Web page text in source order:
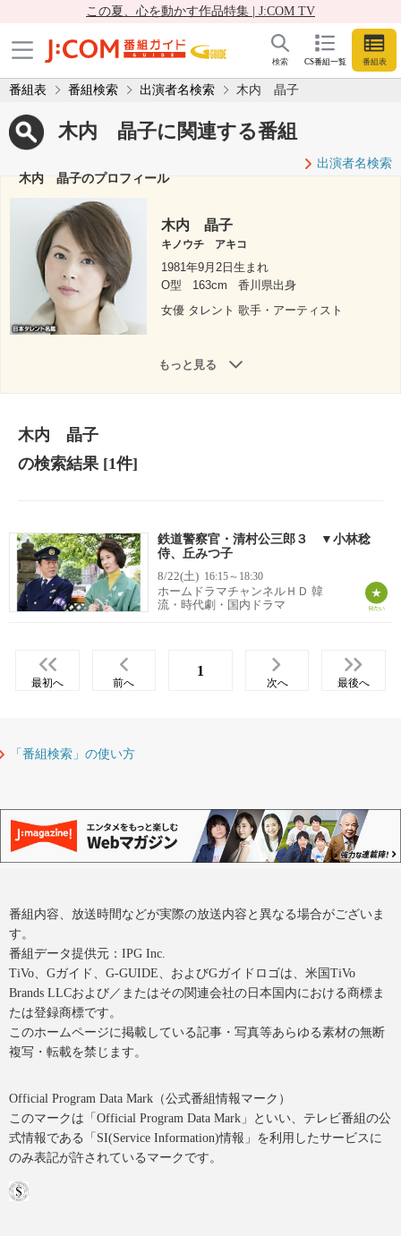
この夏、心を動かす作品特集 | J:COM TV
CS番組一覧 番組表
検索
番組表 番組検索 出演者名検索 木内 晶子
木内 晶子に関連する番組
出演者名検索
木内 晶子のプロフィール
木内 晶子
キノウチ アキコ
1981年9月2日生まれ
O型
163cm
香川県出身
女優 タレント 歌手・アーティスト
もっと見る
木内 晶子
の検索結果[1件]
鉄道警察官・清村公三郎３ ▼小林稔
侍、丘みつ子
8/22(土) 16:15～18:30
ホームドラマチャンネルＨＤ 韓
流・時代劇・国内ドラマ
最初へ 前へ
1
次へ 最後へ
「番組検索」の使い方
番組内容、放送時間などが実際の放送内容と異なる場合がございま
す。
番組データ提供元：IPG Inc.
TiVo、Gガイド、G-GUIDE、およびGガイドロゴは、米国TiVo
Brands LLCおよび／またはその関連会社の日本国内における商標ま
たは登録商標です。
このホームページに掲載している記事・写真等あらゆる素材の無断
複写・転載を禁じます。
Official Program Data Mark（公式番組情報マーク）
このマークは「Official Program Data Mark」といい、テレビ番組の公
式情報である「SI(Service Information)情報」を利用したサービスに
のみ表記が許されているマークです。